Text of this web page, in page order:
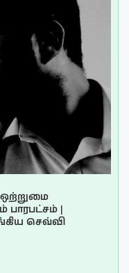
பாரபட்சம் |
செவ்வி